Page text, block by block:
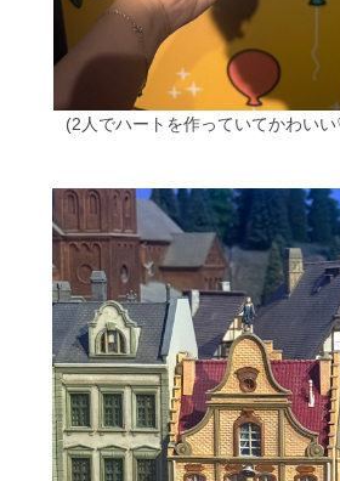
(2人でハートを作っていてかわい